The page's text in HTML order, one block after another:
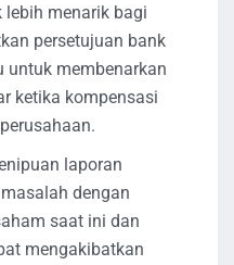
menarik bagi
persetujuan bank
membenarkan
ketika kompensasi
laporan
dengan
saat ini dan
mengakibatkan